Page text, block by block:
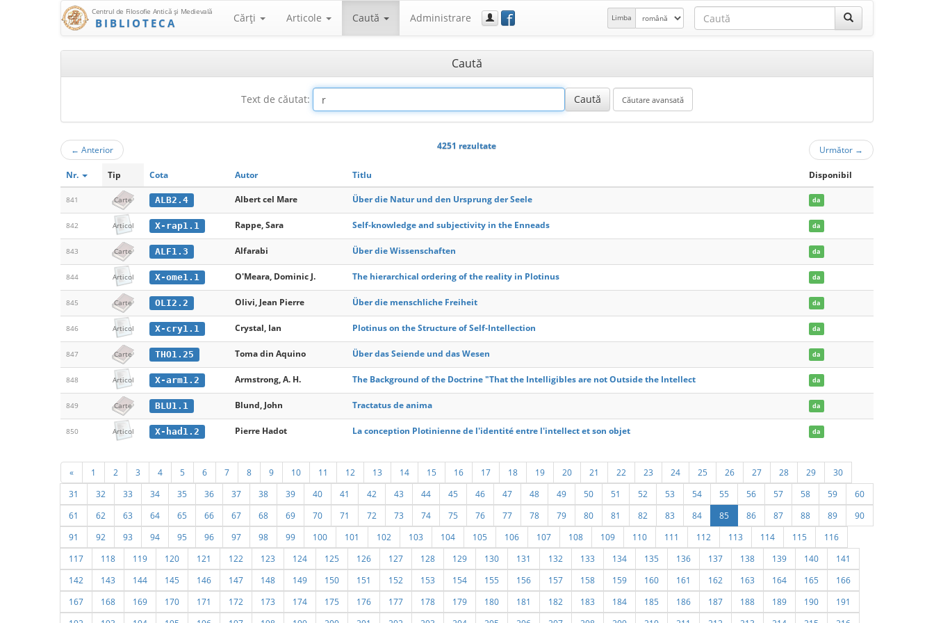
Centrul de Filosofie Antică şi Medievală
BIBLIOTECA Cărţi Articole Caută Administrare f Limba
Caută
Text de căutat:
← Anterior 4251 rezultate Următor →
Nr. Tip Cota Autor Titlu Disponibil
841 Carte ALB2.4 Albert cel Mare Über die Natur und den Ursprung der Seele da
842 Articol X-rap1.1 Rappe, Sara Self-knowledge and subjectivity in the Enneads da
843 Carte ALF1.3 Alfarabi Über die Wissenschaften da
844 Articol X-ome1.1 O'Meara, Dominic J. The hierarchical ordering of the reality in Plotinus da
845 Carte OLI2.2 Olivi, Jean Pierre Über die menschliche Freiheit da
846 Articol X-cry1.1 Crystal, Ian Plotinus on the Structure of Self-Intellection da
847 Carte THO1.25 Toma din Aquino Über das Seiende und das Wesen da
848 Articol X-arm1.2 Armstrong, A. H. The Background of the Doctrine "That the Intelligibles are not Outside the Intellect da
849 Carte BLU1.1 Blund, John Tractatus de anima da
850 Articol X-had1.2 Pierre Hadot La conception Plotinienne de l'identité entre l'intellect et son objet da
« 1 2 3 4 5 6 7 8 9 10 11 12 13 14 15 16 17 18 19 20 21 22 23 24 25 26 27 28 29
30
31
32 33 34 35 36 37 38 39 40 41 42 43 44 45 46 47 48 49 50 51 52 53 54 55 56 57 58 59
60
61
62 63 64 65 66 67 68 69 70 71 72 73 74 75 76 77 78 79 80 81 82 83 84 85 86 87 88 89
90
91
92 93 94 95 96 97 98 99 100 101 102 103 104 105 106 107 108 109 110 111 112 113 114 115
116
117
118 119 120 121 122 123 124 125 126 127 128 129 130 131 132 133 134 135 136 137 138 139 140
141
142
143 144 145 146 147 148 149 150 151 152 153 154 155 156 157 158 159 160 161 162 163 164 165
166
167
168 169 170 171 172 173 174 175 176 177 178 179 180 181 182 183 184 185 186 187 188 189 190
191